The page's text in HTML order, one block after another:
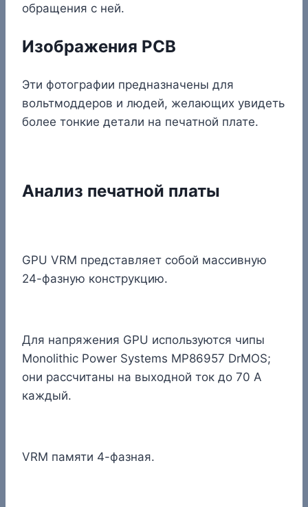
обращения с ней.
Изображения PCB
Эти фотографии предназначены для
вольтмоддеров и людей, желающих увидеть
более тонкие детали на печатной плате.
Анализ печатной платы
GPU VRM представляет собой массивную
24-фазную конструкцию.
Для напряжения GPU используются чипы
Monolithic Power Systems MP86957 DrMOS;
они рассчитаны на выходной ток до 70 А
каждый.
VRM памяти 4-фазная.